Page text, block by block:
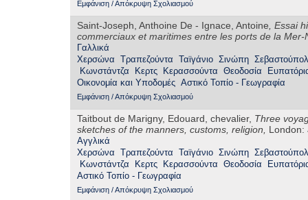
Εμφάνιση / Απόκρυψη Σχολιασμού
Saint-Joseph, Anthoine De - Ignace, Antoine, Essai
commerciaux et maritimes entre les ports de la
Γαλλικά
Χερσώνα Τραπεζούντα Ταϊγάνιο Σινώπη
Κωνστάντζα
Κερτς Κερασσούντα Θεοδοσία
Οικονομία και Υποδομές Αστικό Τοπίο - Γεωγραφία
Εμφάνιση / Απόκρυψη Σχολιασμού
Taitbout de Marigny, Edouard, chevalier, Three
sketches of the manners, customs, religion, London:
Αγγλικά
Χερσώνα Τραπεζούντα Ταϊγάνιο Σινώπη
Κωνστάντζα
Κερτς Κερασσούντα Θεοδοσία
Αστικό Τοπίο - Γεωγραφία
Εμφάνιση / Απόκρυψη Σχολιασμού